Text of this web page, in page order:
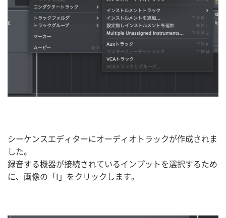
シーケンスエディターにオーディオトラックが作成されま
した。
録音する機器が接続されているインプットを選択するため
に、画像の「I」をクリックします。